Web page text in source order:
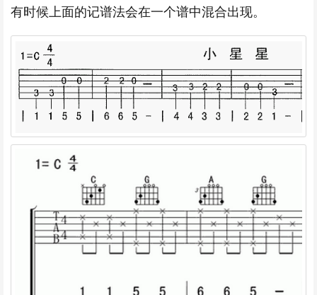
有时候上面的记谱法会在一个谱中混合出现。